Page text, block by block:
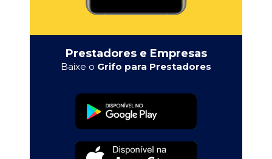
Prestadores e Empresas
Baixe o Grifo para Prestadores